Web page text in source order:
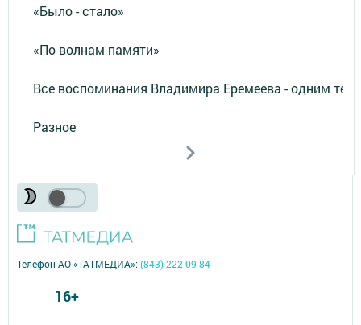
«Было - стало»
«По волнам памяти»
Все воспоминания Владимира Еремеева - одним
Разное
Телефон АО «ТАТМЕДИА»:(843) 222 09 84
16+